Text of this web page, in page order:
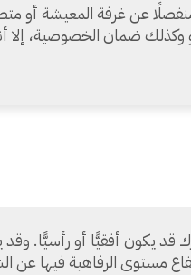
عن غرفة المعيشة أو
وكذلك ضمان الخصوصية، إلا
قد يكون أفقيًّا أو رأسيًّا.
مستوى الرفاهية فيها عن